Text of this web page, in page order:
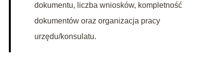
dokumentu, liczba wniosków, kompletność
dokumentów oraz organizacja pracy
urzędu/konsulatu.